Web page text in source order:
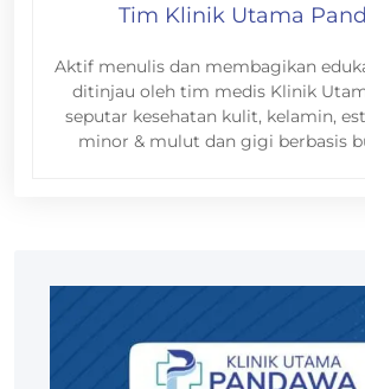
Tim Klinik Utama
Aktif menulis dan membagikan
ditinjau oleh tim medis Klinik
seputar kesehatan kulit, kelamin,
minor & mulut dan gigi berbasis